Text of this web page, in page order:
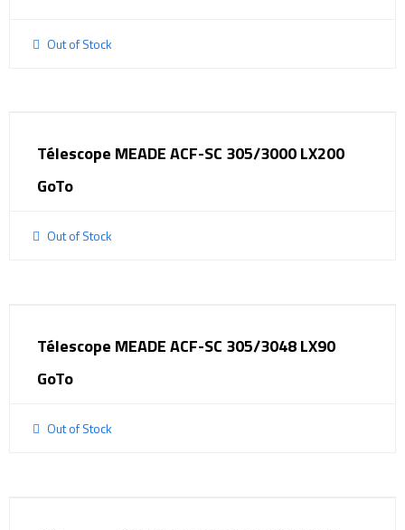
Out of Stock
Télescope MEADE ACF-SC 305/3000 LX200
GoTo
Out of Stock
Télescope MEADE ACF-SC 305/3048 LX90
GoTo
Out of Stock